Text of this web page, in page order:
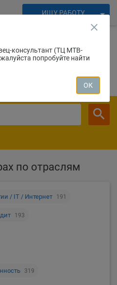
ИЩУ РАБОТУ
ИЩУ СОТРУДНИКОВ
вчера
по отраслям
/ IT / Интернет 191
193
319
close
консультант (ТЦ МТВ-
попробуйте найти
ОК